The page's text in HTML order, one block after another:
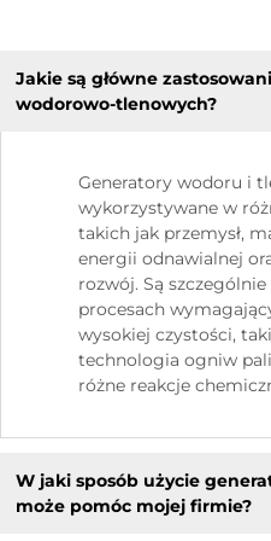
Jakie są główne
wodorowo-tlenowych?
Generatory wodoru i
wykorzystywane w
takich jak przemysł,
energii odnawialnej
rozwój. Są
procesach
wysokiej czystości,
technologia ogniw
różne reakcje
W jaki sposób użycie
może pomóc mojej firmie?